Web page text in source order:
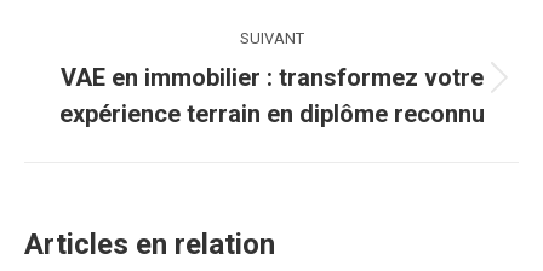
SUIVANT
Article
suivant
VAE en immobilier : transformez votre
expérience terrain en diplôme reconnu
Articles en relation